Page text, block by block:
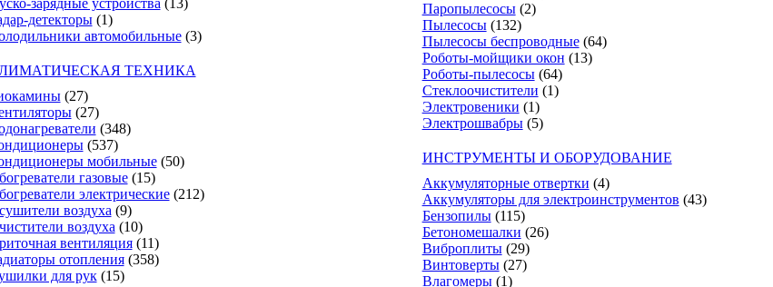
зарядные устройства (13)
детекторы (1)
автомобильные (3)
ТЕХНИКА
(27)
(27)
(348)
(537)
мобильные (50)
газовые (15)
электрические (212)
воздуха (9)
воздуха (10)
вентиляция (11)
отопления (358)
для рук (15)
Паропылесосы (2)
Пылесосы (132)
Пылесосы беспроводные (64)
Роботы-мойщики окон (13)
Роботы-пылесосы (64)
Стеклоочистители (1)
Электровеники (1)
Электрошвабры (5)
ИНСТРУМЕНТЫ И ОБОРУДОВАНИЕ
Аккумуляторные отвертки (4)
Аккумуляторы для электроинструментов (43)
Бензопилы (115)
Бетономешалки (26)
Виброплиты (29)
Винтоверты (27)
Влагомеры (1)